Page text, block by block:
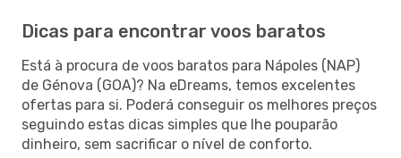
Dicas para encontrar voos baratos
Está à procura de voos baratos para Nápoles (NAP)
de Génova (GOA)? Na eDreams, temos excelentes
ofertas para si. Poderá conseguir os melhores preços
seguindo estas dicas simples que lhe pouparão
dinheiro, sem sacrificar o nível de conforto.